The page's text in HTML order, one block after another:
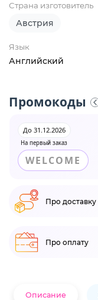
Страна изготовитель
Австрия
Язык
Английский
Промокоды
На первый заказ
До 31.12.2026
WELCOME
Про доставку
Про оплату
Описание